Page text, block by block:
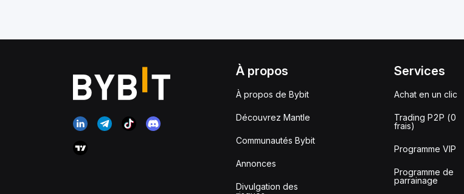
À propos
À propos de Bybit
Découvrez Mantle
Communautés Bybit
Annonces
Divulgation des
Services
Achat en un clic
Trading P2P (0
frais)
Programme VIP
Programme de
parrainage